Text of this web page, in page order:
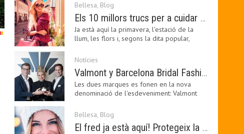
Bellesa, Blog
Els 10 millors trucs per a cuidar de la pell a la primavera
Ja està aquí la primavera, l'estació de la
llum, les flors i, segons la dita popular,
Notícies
Valmont y Barcelona Bridal Fashion Week s’uneixen per donar impuls a la creativitat, la innovació i el disseny de la moda nupcial
Les dues marques es fonen en la nova
denominació de l'esdeveniment: Valmont
Bellesa, Blog
El fred ja està aquí! Protegeix la teva pell amb els nostres consells i propostes